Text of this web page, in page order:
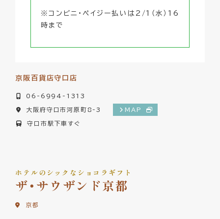
※コンビニ・ペイジー払いは2/1（水）16
時まで
京阪百貨店守口店
06-6994-1313
大阪府守口市河原町8-3
MAP
守口市駅下車すぐ
ホテルのシックなショコラギフト
ザ・サウザンド京都
京都